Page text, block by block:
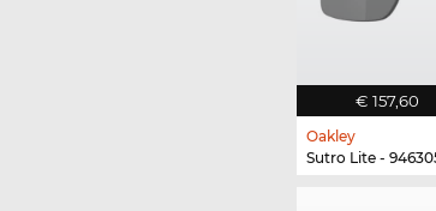
€ 157,60
Oakley
Sutro Lite -